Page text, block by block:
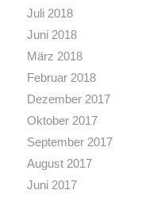
Juli 2018
Juni 2018
März 2018
Februar 2018
Dezember 2017
Oktober 2017
September 2017
August 2017
Juni 2017